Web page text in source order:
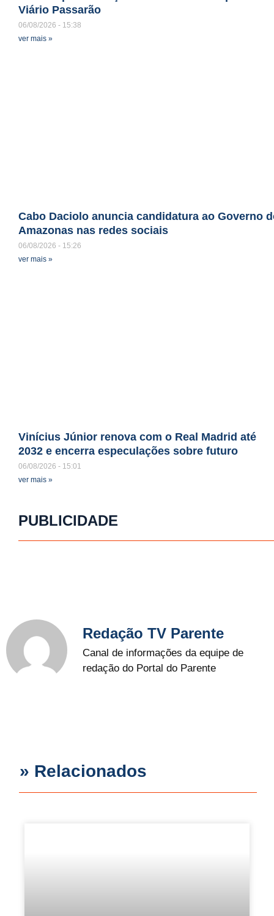
Viário Passarão
06/08/2026
15:38
ver mais »
Cabo Daciolo anuncia candidatura ao Governo
Amazonas nas redes sociais
06/08/2026
15:26
ver mais »
Vinícius Júnior renova com o Real Madrid até
2032 e encerra especulações sobre futuro
06/08/2026
15:01
ver mais »
PUBLICIDADE
Redação TV Parente
Canal de informações da equipe de
redação do Portal do Parente
» Relacionados